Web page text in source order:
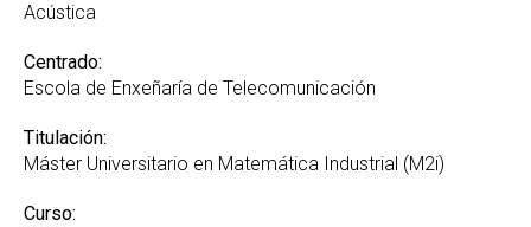
Acústica
Centrado:
Escola de Enxeñaría de Telecomunicación
Titulación:
Máster Universitario en Matemática Industrial (M2i)
Curso: